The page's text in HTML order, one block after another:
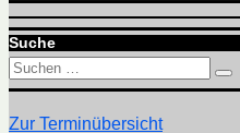
Suche
Suchen
nach:
Zur Terminübersicht